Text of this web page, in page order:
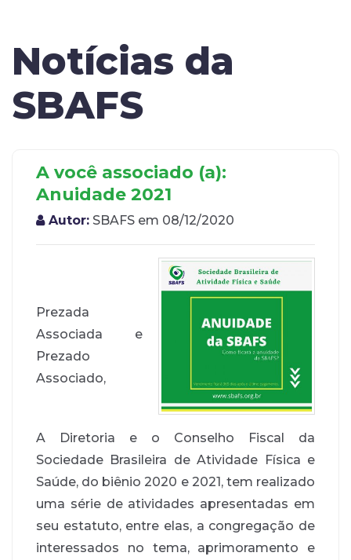
Notícias da
SBAFS
A você associado (a):
Anuidade 2021
Autor: SBAFS em 08/12/2020
Prezada
Associada e
Prezado
Associado,
A Diretoria e o Conselho Fiscal da
Sociedade Brasileira de Atividade Física e
Saúde, do biênio 2020 e 2021, tem realizado
uma série de atividades apresentadas em
seu estatuto, entre elas, a congregação de
interessados no tema, aprimoramento e